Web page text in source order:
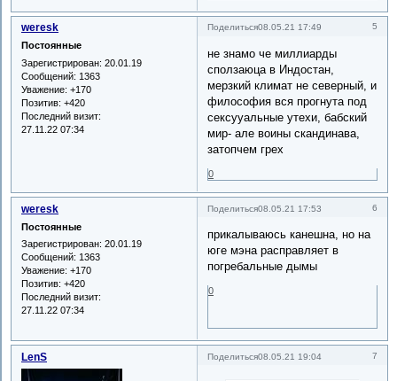
Поделиться 5
08.05.21 17:49
weresk
Постоянные
Зарегистрирован: 20.01.19
Сообщений: 1363
Уважение: +170
Позитив: +420
Последний визит:
27.11.22 07:34
не знамо че миллиарды
сползаюца в Индостан,
мерзкий климат не северный, и
философия вся прогнута под
сексууальные утехи, бабский
мир- але воины скандинава,
затопчем грех
0
Поделиться 6
08.05.21 17:53
weresk
Постоянные
Зарегистрирован: 20.01.19
Сообщений: 1363
Уважение: +170
Позитив: +420
Последний визит:
27.11.22 07:34
прикалываюсь канешна, но на
юге мэна расправляет в
погребальные дымы
0
Поделиться 7
08.05.21 19:04
LenS